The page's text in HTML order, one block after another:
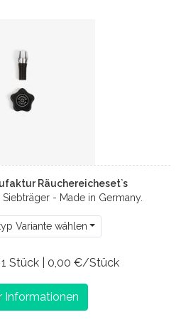
Räuchereicheset`s
- Made in Germany.
Variante wählen
1 Stück | 0,00 €/Stück
Informationen